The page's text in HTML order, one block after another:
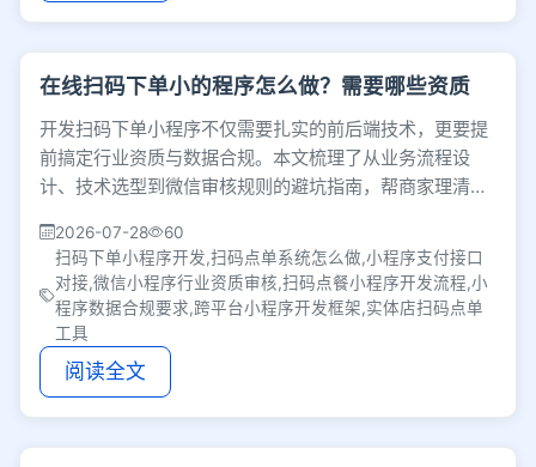
在线扫码下单小的程序怎么做？需要哪些资质
开发扫码下单小程序不仅需要扎实的前后端技术，更要提
前搞定行业资质与数据合规。本文梳理了从业务流程设
计、技术选型到微信审核规则的避坑指南，帮商家理清隐
2026-07-28
60
扫码下单小程序开发,扫码点单系统怎么做,小程序支付接口
对接,微信小程序行业资质审核,扫码点餐小程序开发流程,小
程序数据合规要求,跨平台小程序开发框架,实体店扫码点单
工具
阅读全文